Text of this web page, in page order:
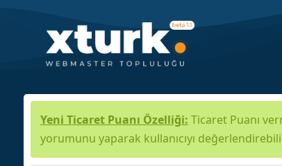
Yeni Ticaret Puanı Özelliği: Ticaret Puanı
yorumunu yaparak kullanıcıyı